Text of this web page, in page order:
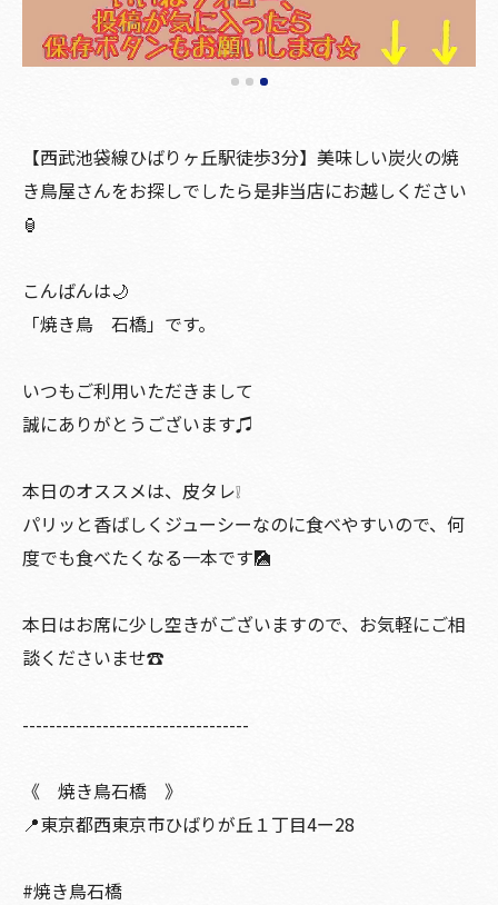
【西武池袋線ひばりヶ丘駅徒歩3分】美味しい炭火の焼
き鳥屋さんをお探しでしたら是非当店にお越しください
🏮
こんばんは🌙
「焼き鳥 石橋」です。
いつもご利用いただきまして
誠にありがとうございます♫
本日のオススメは、皮タレ❕
パリッと香ばしくジューシーなのに食べやすいので、何
度でも食べたくなる一本です🎑
本日はお席に少し空きがございますので、お気軽にご相
談くださいませ☎️
----------------------------------
《 焼き鳥石橋 》
📍東京都西東京市ひばりが丘１丁目4ー28
#焼き鳥石橋